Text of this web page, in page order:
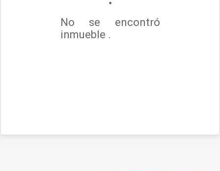
No se encontró
inmueble .